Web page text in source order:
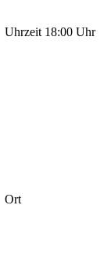
Uhrzeit 18:00 Uhr
Ort